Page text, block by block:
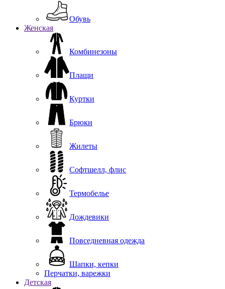
Обувь
Женская
Комбинезоны
Плащи
Куртки
Брюки
Жилеты
Софтшелл, флис
Термобелье
Дождевики
Повседневная одежда
Шапки, кепки
Перчатки, варежки
Детская